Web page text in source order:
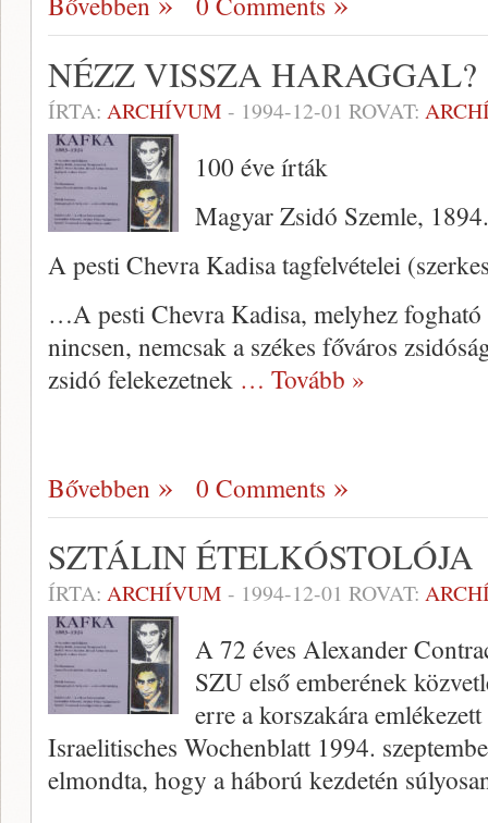
NÉZZ VISSZA HARAGGAL?
ÍRTA: ARCHÍVUM - 1994-12-01 ROVAT:
100 éve írták
Magyar Zsidó Szemle,
A pesti Chevra Kadisa tagfelvételei
…A pesti Chevra Kadisa, melyhez fog­ható
nincsen, nemcsak a székes főváros
zsidó felekezetnek … Tovább »
Bővebben 0 Comments
SZTÁLIN ÉTELKÓSTOLÓJA
ÍRTA: ARCHÍVUM - 1994-12-01 ROVAT:
A 72 éves Alexander
SZU első emberének
erre a korszakára
Israelitisches Wochenblatt 1994.
elmondta, hogy a háború kezdetén